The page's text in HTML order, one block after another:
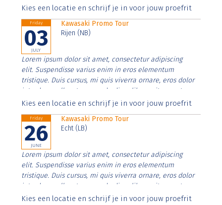
Aenean faucibus nibh et justo cursus id rutrum lorem
Kies een locatie en schrijf je in voor jouw proefrit
Friday
03
JULY
Kawasaki Promo Tour
Rijen (NB)
Lorem ipsum dolor sit amet, consectetur adipiscing
elit. Suspendisse varius enim in eros elementum
tristique. Duis cursus, mi quis viverra ornare, eros dolor
interdum nulla, ut commodo diam libero vitae erat.
Aenean faucibus nibh et justo cursus id rutrum lorem
Kies een locatie en schrijf je in voor jouw proefrit
Friday
26
JUNE
Kawasaki Promo Tour
Echt (LB)
Lorem ipsum dolor sit amet, consectetur adipiscing
elit. Suspendisse varius enim in eros elementum
tristique. Duis cursus, mi quis viverra ornare, eros dolor
interdum nulla, ut commodo diam libero vitae erat.
Aenean faucibus nibh et justo cursus id rutrum lorem
Kies een locatie en schrijf je in voor jouw proefrit